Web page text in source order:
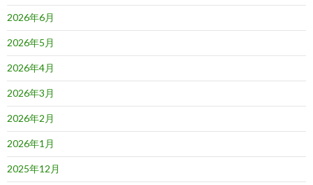
ョ
ン
2026年6月
2026年5月
2026年4月
2026年3月
2026年2月
2026年1月
2025年12月